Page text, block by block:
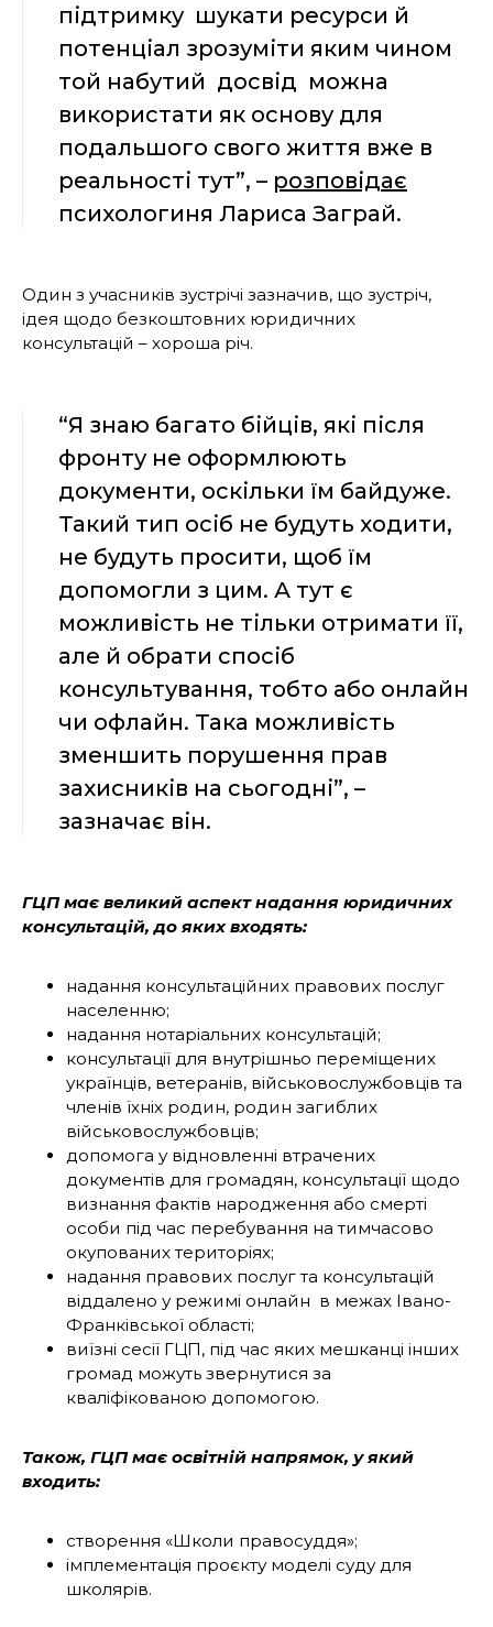
підтримку шукати ресурси й
потенціал зрозуміти яким чином
той набутий досвід можна
використати як основу для
подальшого свого життя вже в
реальності тут”, – розповідає
психологиня Лариса Заграй.
Один з учасників зустрічі зазначив, що зустріч,
ідея щодо безкоштовних юридичних
консультацій – хороша річ.
“Я знаю багато бійців, які після
фронту не оформлюють
документи, оскільки їм байдуже.
Такий тип осіб не будуть ходити,
не будуть просити, щоб їм
допомогли з цим. А тут є
можливість не тільки отримати її,
але й обрати спосіб
консультування, тобто або онлайн
чи офлайн. Така можливість
зменшить порушення прав
захисників на сьогодні”, –
зазначає він.
ГЦП має великий аспект надання юридичних
консультацій, до яких входять:
надання консультаційних правових послуг
населенню;
надання нотаріальних консультацій;
консультації для внутрішньо переміщених
українців, ветеранів, військовослужбовців та
членів їхніх родин, родин загиблих
військовослужбовців;
допомога у відновленні втрачених
документів для громадян, консультації щодо
визнання фактів народження або смерті
особи під час перебування на тимчасово
окупованих територіях;
надання правових послуг та консультацій
віддалено у режимі онлайн в межах Івано-
Франківської області;
виїзні сесії ГЦП, під час яких мешканці інших
громад можуть звернутися за
кваліфікованою допомогою.
Також, ГЦП має освітній напрямок, у який
входить:
створення «Школи правосуддя»;
імплементація проєкту моделі суду для
школярів.